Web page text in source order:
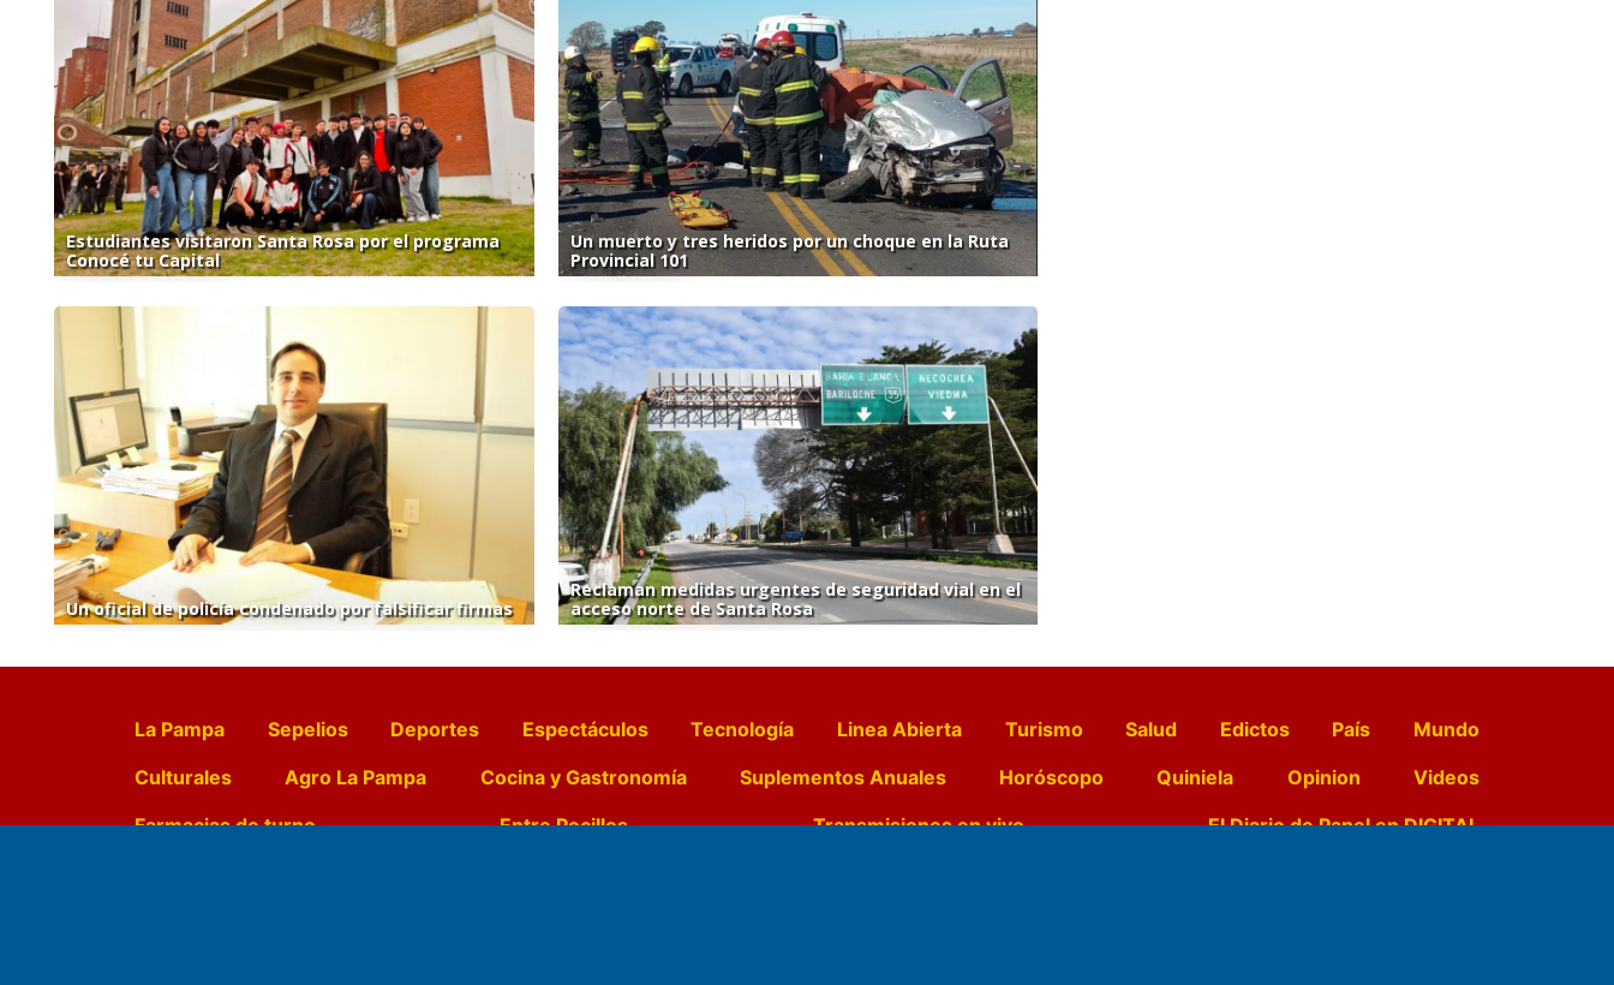
Estudiantes visitaron Santa Rosa por el programa
Conocé tu Capital
Un muerto y tres heridos por un choque en la Ruta
Provincial 101
Un oficial de policía condenado por falsificar firmas
Reclaman medidas urgentes de seguridad vial en el
acceso norte de Santa Rosa
La Pampa Sepelios Deportes Espectáculos Tecnología Linea Abierta Turismo Salud Edictos País
Mundo
Culturales
Agro La Pampa Cocina y Gastronomía Suplementos Anuales Horóscopo Quiniela Opinion
Videos
Farmacias de turno
Entre Pocillos Transmisiones en vivo El Diario de Papel en DIGITAL